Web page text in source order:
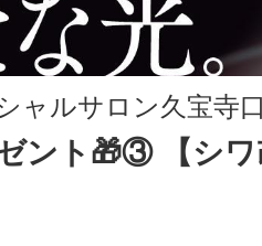
ャルサロン久宝寺
ント🎁③ 【シワ